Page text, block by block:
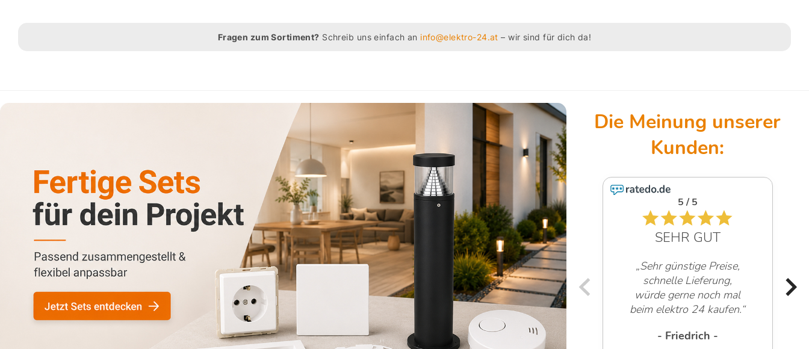
Fragen zum Sortiment? Schreib uns einfach an info@elektro-24.at – wir sind für dich da!
5 / 5
SEHR GUT
„Sehr günstige Preise,
schnelle Lieferung,
würde gerne noch mal
beim elektro 24 kaufen.“
- Friedrich -